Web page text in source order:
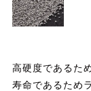
高硬度であるた
寿命であるため